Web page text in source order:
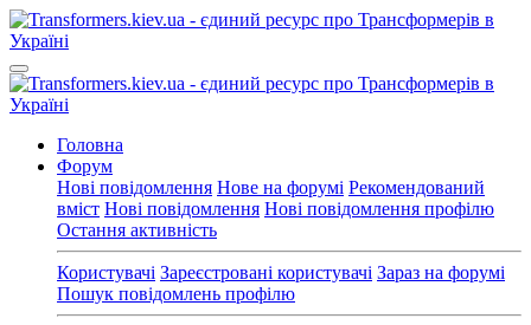
Головна
Форум
Нові повідомлення Нове на форумі Рекомендований
вміст Нові повідомлення Нові повідомлення профілю
Остання активність
Користувачі Зареєстровані користувачі Зараз на форумі
Пошук повідомлень профілю